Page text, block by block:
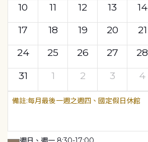
10
11 12 13 14
17
18 19 20 21
24
25 26 27 28
31
1 2 3 4
每月最後一週之週四、國定假日休館